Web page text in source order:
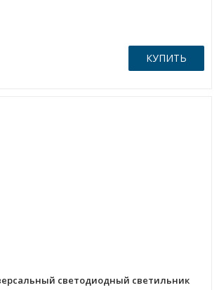
КУПИТЬ
светодиодный светильник